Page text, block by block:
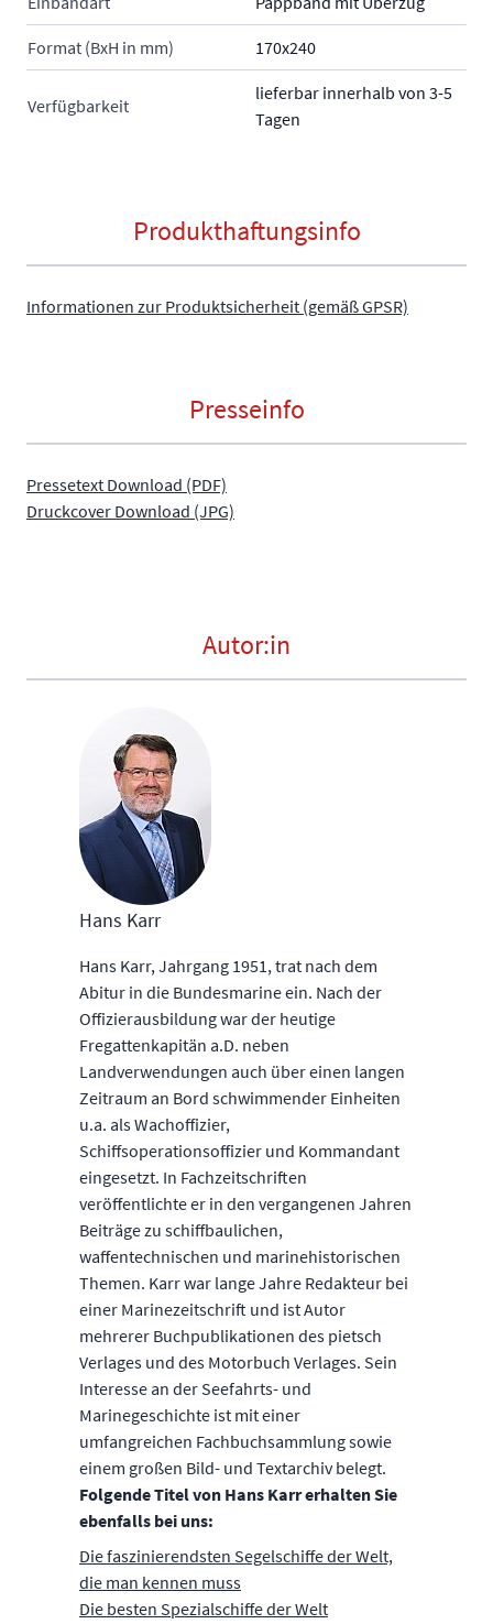
Format (BxH in mm) 170x240
Verfügbarkeit
lieferbar innerhalb von 3-5
Tagen
Produkthaftungsinfo
Informationen zur Produktsicherheit (gemäß GPSR)
Presseinfo
Pressetext Download (PDF)
Druckcover Download (JPG)
Autor:in
Hans Karr
Hans Karr, Jahrgang 1951, trat nach dem
Abitur in die Bundesmarine ein. Nach der
Offizierausbildung war der heutige
Fregattenkapitän a.D. neben
Landverwendungen auch über einen langen
Zeitraum an Bord schwimmender Einheiten
u.a. als Wachoffizier,
Schiffsoperationsoffizier und Kommandant
eingesetzt. In Fachzeitschriften
veröffentlichte er in den vergangenen Jahren
Beiträge zu schiffbaulichen,
waffentechnischen und marinehistorischen
Themen. Karr war lange Jahre Redakteur bei
einer Marinezeitschrift und ist Autor
mehrerer Buchpublikationen des pietsch
Verlages und des Motorbuch Verlages. Sein
Interesse an der Seefahrts- und
Marinegeschichte ist mit einer
umfangreichen Fachbuchsammlung sowie
einem großen Bild- und Textarchiv belegt.
Folgende Titel von Hans Karr erhalten Sie
ebenfalls bei uns:
Die faszinierendsten Segelschiffe der Welt,
die man kennen muss
Die besten Spezialschiffe der Welt